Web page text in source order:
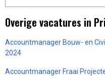
Overige vacatures in
Accountmanager Bouw- en
2024
Accountmanager Fraai